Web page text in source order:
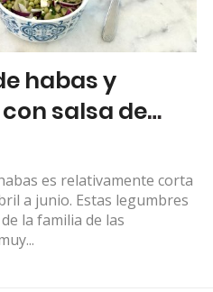
habas y
salsa de
es relativamente corta
a junio. Estas legumbres
la familia de las